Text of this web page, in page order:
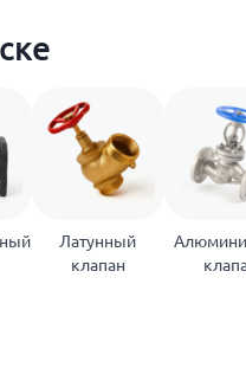
Латунный
клапан